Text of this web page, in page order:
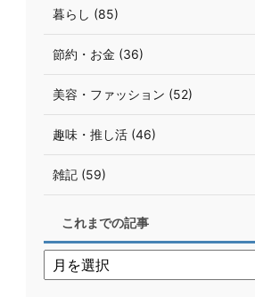
暮らし (85)
節約・お金 (36)
美容・ファッション (52)
趣味・推し活 (46)
雑記 (59)
これまでの記事